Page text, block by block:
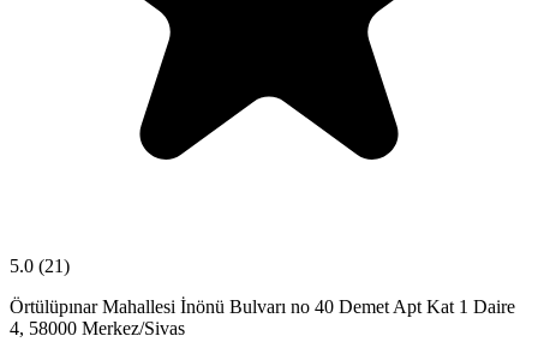
5.0 (21)
Örtülüpınar Mahallesi İnönü Bulvarı no 40 Demet Apt Kat 1 Daire
4, 58000 Merkez/Sivas